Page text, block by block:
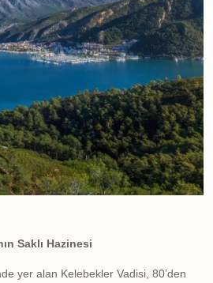
Saklı Hazinesi
yer alan Kelebekler Vadisi, 80’den